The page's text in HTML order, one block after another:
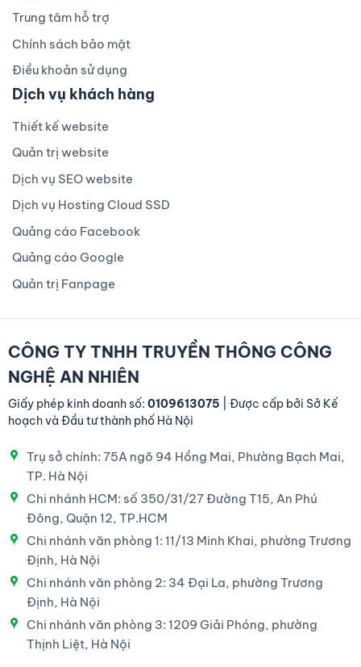
Trung tâm hỗ trợ
Chính sách bảo mật
Điều khoản sử dụng
Dịch vụ khách hàng
Thiết kế website
Quản trị website
Dịch vụ SEO website
Dịch vụ Hosting Cloud SSD
Quảng cáo Facebook
Quảng cáo Google
Quản trị Fanpage
CÔNG TY TNHH TRUYỀN THÔNG CÔNG
NGHỆ AN NHIÊN
Giấy phép kinh doanh số: 0109613075 | Được cấp bởi Sở Kế
hoạch và Đầu tư thành phố Hà Nội
Trụ sở chính: 75A ngõ 94 Hồng Mai, Phường Bạch Mai,
TP. Hà Nội
Chi nhánh HCM: số 350/31/27 Đường T15, An Phú
Đông, Quận 12, TP.HCM
Chi nhánh văn phòng 1: 11/13 Minh Khai, phường Trương
Định, Hà Nội
Chi nhánh văn phòng 2: 34 Đại La, phường Trương
Định, Hà Nội
Chi nhánh văn phòng 3: 1209 Giải Phóng, phường
Thịnh Liệt, Hà Nội